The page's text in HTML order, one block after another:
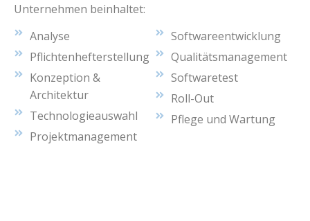
Unternehmen beinhaltet:
Analyse
Pflichtenhefterstellung
Konzeption &
Architektur
Technologieauswahl
Projektmanagement
Softwareentwicklung
Qualitätsmanagement
Softwaretest
Roll-Out
Pflege und Wartung